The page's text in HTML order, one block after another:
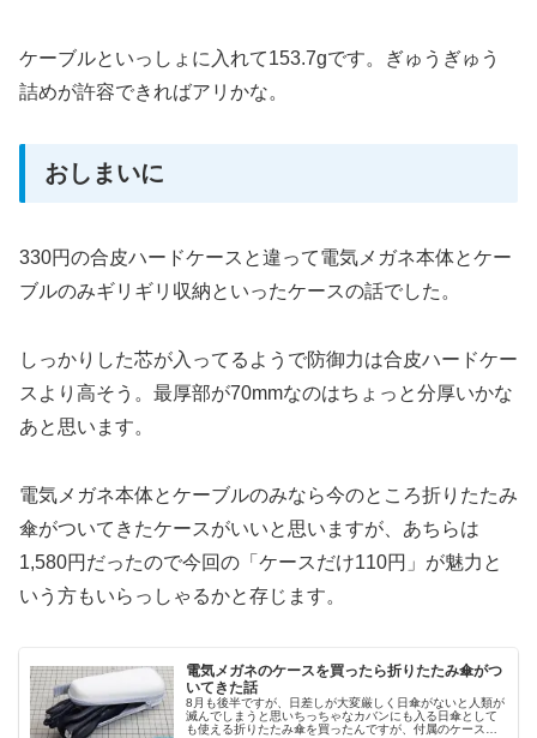
ケーブルといっしょに入れて153.7gです。ぎゅうぎゅう
詰めが許容できればアリかな。
おしまいに
330円の合皮ハードケースと違って電気メガネ本体とケー
ブルのみギリギリ収納といったケースの話でした。
しっかりした芯が入ってるようで防御力は合皮ハードケー
スより高そう。最厚部が70mmなのはちょっと分厚いかな
あと思います。
電気メガネ本体とケーブルのみなら今のところ折りたたみ
傘がついてきたケースがいいと思いますが、あちらは
1,580円だったので今回の「ケースだけ110円」が魅力と
いう方もいらっしゃるかと存じます。
電気メガネのケースを買ったら折りたたみ傘がつ
いてきた話
8月も後半ですが、日差しが大変厳しく日傘がないと人類が
滅んでしまうと思いちっちゃなカバンにも入る日傘として
も使える折りたたみ傘を買ったんですが、付属のケースが